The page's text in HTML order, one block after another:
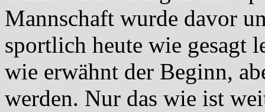
Mannschaft wurde davor
sportlich heute wie gesagt
wie erwähnt der Beginn,
werden. Nur das wie ist